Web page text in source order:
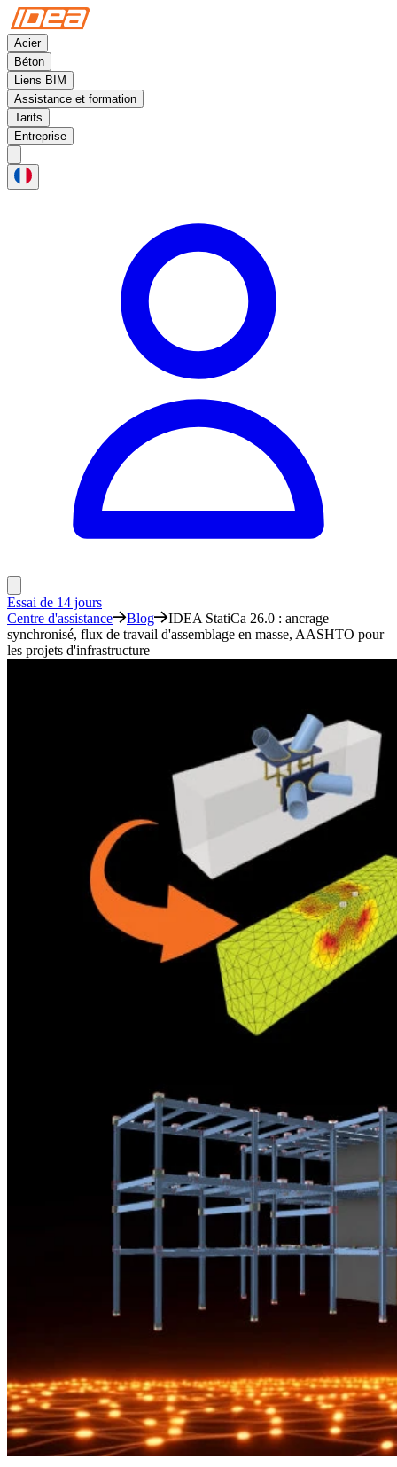
Acier
Béton
Liens BIM
Assistance et formation
Tarifs
Entreprise
Essai de 14 jours
Centre d'assistance
Blog
IDEA StatiCa 26.0 : ancrage
synchronisé, flux de travail d'assemblage en masse, AASHTO pour
les projets d'infrastructure